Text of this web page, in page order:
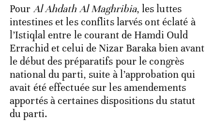
PourAl Ahdath Al Maghribia, les luttes
intestines et les conflits larvés ont éclaté à
l’Istiqlal entre le courant de Hamdi Ould
Errachid et celui de Nizar Baraka bien avant
le début des préparatifs pour le congrès
national du parti, suite à l’approbation qui
avait été effectuée sur les amendements
apportés à certaines dispositions du statut
du parti.